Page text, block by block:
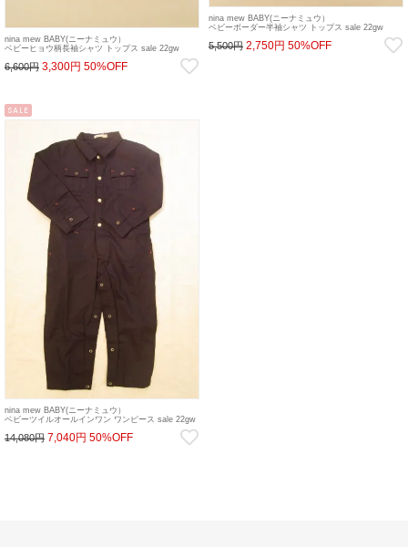
nina mew BABY(ニーナミュウ）
ベビーヒョウ柄長袖シャツ トップス sale 22gw
6,600円 3,300円 50%OFF
nina mew BABY(ニーナミュウ）
ベビーボーダー半袖シャツ トップス sale 22gw
5,500円 2,750円 50%OFF
SALE
nina mew BABY(ニーナミュウ）
ベビーツイルオールインワン ワンピース sale 22gw
14,080円 7,040円 50%OFF